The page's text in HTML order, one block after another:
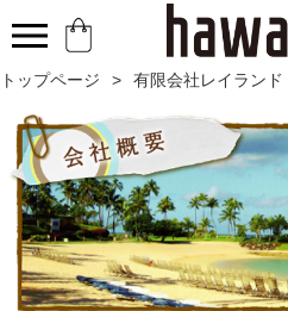
トップページ > 有限会社レイラン